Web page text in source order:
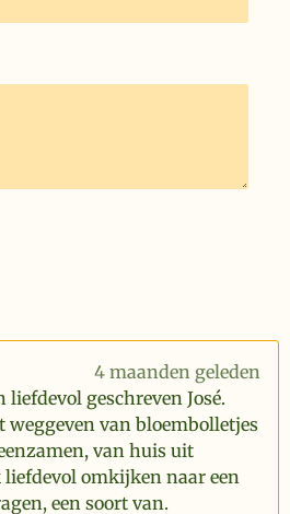
4 maanden geleden
geschreven José.
weggeven van bloembolletjes
van huis uit
liefdevol omkijken naar een
een soort van.